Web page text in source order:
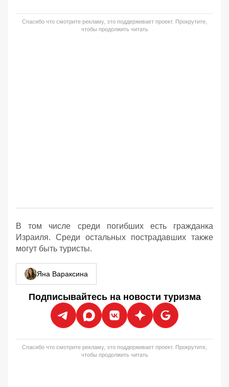
Спасибо что смотрите рекламу, это поддерживает проект. Прокрутите,
чтобы продолжить читать
В том числе среди погибших есть гражданка
Израиля. Среди остальных пострадавших также
могут быть туристы.
Яна Вараксина
Подписывайтесь на новости туризма
Спасибо что смотрите рекламу, это поддерживает проект. Прокрутите,
чтобы продолжить читать